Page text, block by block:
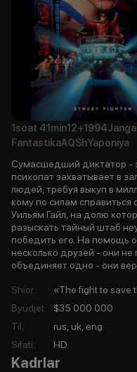
1soat 41min12+1994
FantastikaAQShYaponiya
Сумасшедший диктатор -
психопат захватывает в
людей, требуя выкуп в
кому по силам
Уильям Гайл, на долю
разыскать тайный штаб
победить его. На помощь
несколько друзей - они
объединяет одно - они
Shior:
«The fight to save
Byudjet:
$35 000 000
Til:
rus, uk, eng
Sifati: HD
Kadrlar